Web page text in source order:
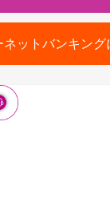
ネットバンキング